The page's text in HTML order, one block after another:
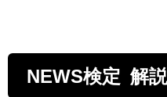
NEWS検定 解説